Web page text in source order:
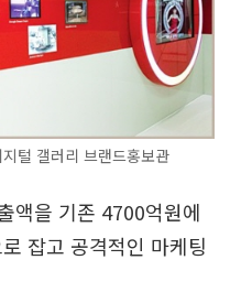
털 갤러리 브랜드홍보관
액을 기존 4700억원에
잡고 공격적인 마케팅